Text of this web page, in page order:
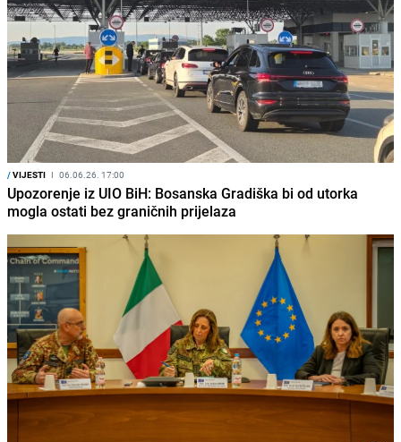
/VIJESTI I 06.06.26. 17:00
Upozorenje iz UIO BiH: Bosanska Gradiška bi od utorka
mogla ostati bez graničnih prijelaza